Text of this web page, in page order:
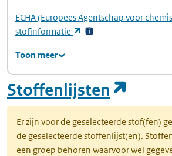
ECHA(Europees Agentschap voor
stofinformatie
(opent in een nieuw
Toon meer
Stoffenlijsten
Er zijn voor de geselecteerde stof(fen)
de geselecteerde stoffenlijst(en).
een groep behoren waarvoor wel